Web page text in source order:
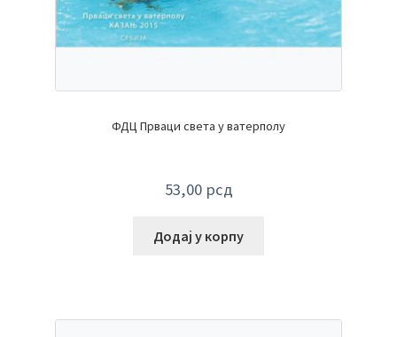
ФДЦ Прваци света у ватерполу
53,00 рсд
Додај у корпу